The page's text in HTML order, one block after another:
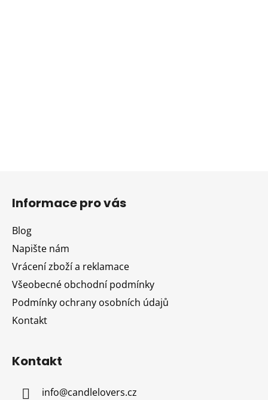
Informace pro vás
Blog
Napište nám
Vrácení zboží a reklamace
Všeobecné obchodní podmínky
Podmínky ochrany osobních údajů
Kontakt
Kontakt
info@candlelovers.cz